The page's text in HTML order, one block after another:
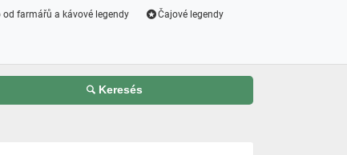
od farmářů a kávové legendy Čajové legendy
Keresés